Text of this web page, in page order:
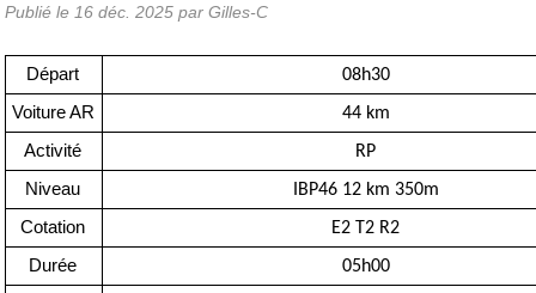
Publié le 16 déc. 2025 par Gilles-C
Départ 08h30
Voiture AR 44 km
Activité RP
Niveau IBP46 12 km 350m
Cotation E2 T2 R2
Durée 05h00